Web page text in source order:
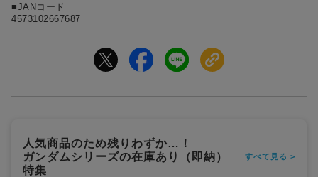
■JANコード
4573102667687
人気商品のため残りわずか…！
ガンダムシリーズの在庫あり（即納）
特集
すべて見る >